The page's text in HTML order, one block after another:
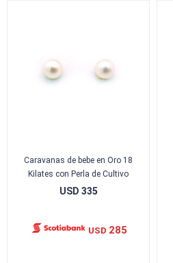
Caravanas de bebe en Oro 18
Kilates con Perla de Cultivo
USD 335
USD 285